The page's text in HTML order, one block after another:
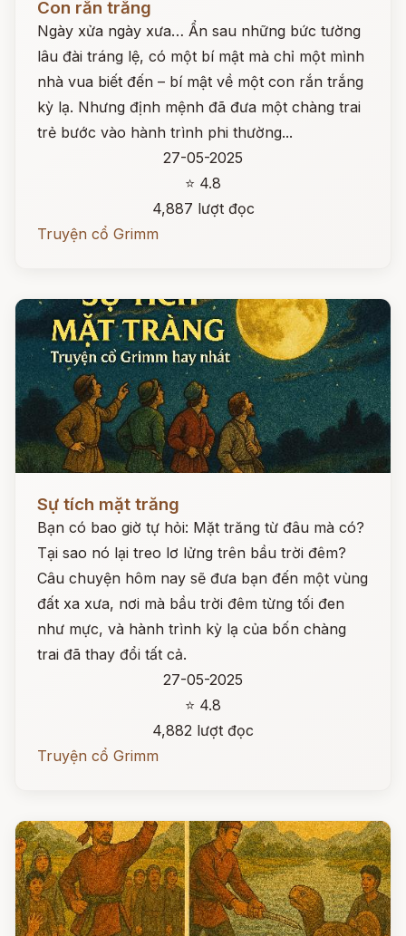
Con rắn trắng
Ngày xửa ngày xưa… Ẩn sau những bức tường
lâu đài tráng lệ, có một bí mật mà chỉ một mình
nhà vua biết đến – bí mật về một con rắn trắng
kỳ lạ. Nhưng định mệnh đã đưa một chàng trai
trẻ bước vào hành trình phi thường...
27-05-2025
⭐ 4.8
4,887 lượt đọc
Truyện cổ Grimm
Sự tích mặt trăng
Bạn có bao giờ tự hỏi: Mặt trăng từ đâu mà có?
Tại sao nó lại treo lơ lửng trên bầu trời đêm?
Câu chuyện hôm nay sẽ đưa bạn đến một vùng
đất xa xưa, nơi mà bầu trời đêm từng tối đen
như mực, và hành trình kỳ lạ của bốn chàng
trai đã thay đổi tất cả.
27-05-2025
⭐ 4.8
4,882 lượt đọc
Truyện cổ Grimm